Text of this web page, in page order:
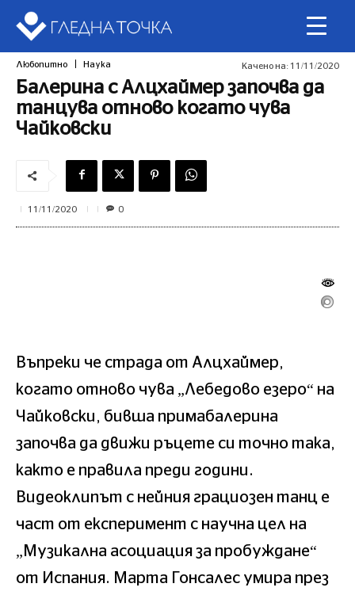
Любопитно Наука Качено на: 11/11/2020
Балерина с Алцхаймер започва да
танцува отново когато чува
Чайковски
11/11/2020 0
Въпреки че страда от Алцхаймер,
когато отново чува „Лебедово езеро“ на
Чайковски, бивша примабалерина
започва да движи ръцете си точно така,
както е правила преди години.
Видеоклипът с нейния грациозен танц е
част от експеримент с научна цел на
„Музикална асоциация за пробуждане“
от Испания. Марта Гонсалес умира през